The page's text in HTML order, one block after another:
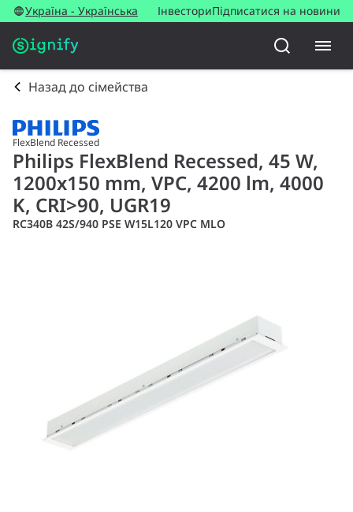
Україна - Українська ІнвесториПідписатися на новини
Назад до сімейства
FlexBlend Recessed
Philips FlexBlend Recessed, 45 W,
1200x150 mm, VPC, 4200 lm, 4000
K, CRI>90, UGR19
RC340B 42S/940 PSE W15L120 VPC MLO